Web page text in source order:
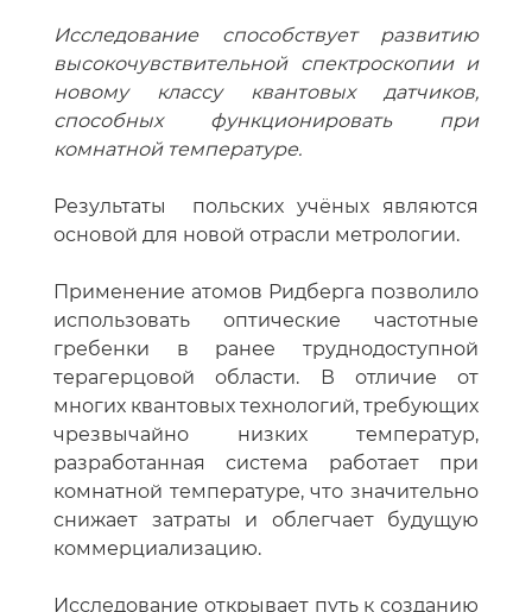
Исследование способствует развитию
высокочувствительной спектроскопии и
новому классу квантовых датчиков,
способных функционировать при
комнатной температуре.
Результаты польских учёных являются
основой для новой отрасли метрологии.
Применение атомов Ридберга позволило
использовать оптические частотные
гребенки в ранее труднодоступной
терагерцовой области. В отличие от
многих квантовых технологий, требующих
чрезвычайно низких температур,
разработанная система работает при
комнатной температуре, что значительно
снижает затраты и облегчает будущую
коммерциализацию.
Исследование открывает путь к созданию